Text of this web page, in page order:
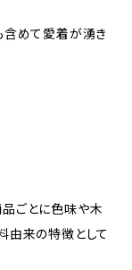
含めて愛着が湧き
ごとに色味や木
由来の特徴として